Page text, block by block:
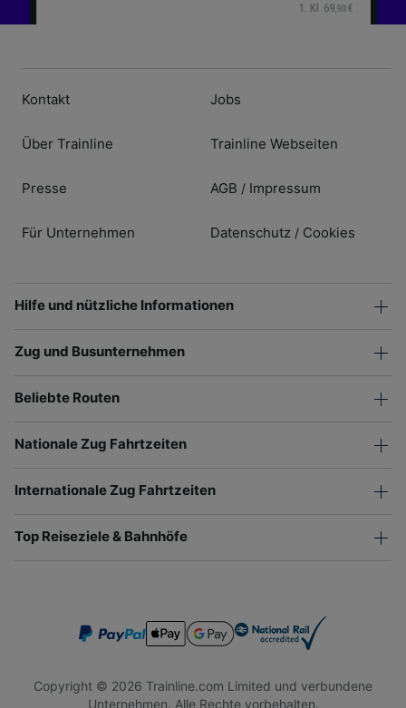
Kontakt
Über Trainline
Presse
Für Unternehmen
Jobs
Trainline Webseiten
AGB / Impressum
Datenschutz / Cookies
Hilfe und nützliche Informationen
Zug und Busunternehmen
Beliebte Routen
Nationale Zug Fahrtzeiten
Internationale Zug Fahrtzeiten
Top Reiseziele & Bahnhöfe
Copyright © 2026 Trainline.com Limited und verbundene
Unternehmen. Alle Rechte vorbehalten.